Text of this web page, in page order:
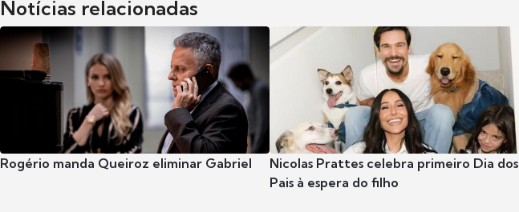
Notícias relacionadas
Rogério manda Queiroz eliminar Gabriel
Nicolas Prattes celebra primeiro Dia dos
Pais à espera do filho